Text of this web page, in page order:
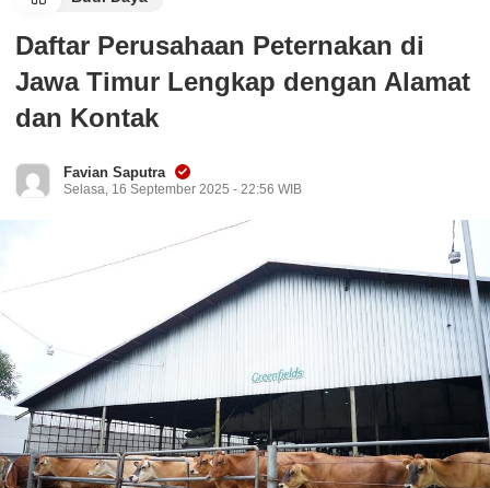
Daftar Perusahaan Peternakan di
Jawa Timur Lengkap dengan Alamat
dan Kontak
Favian Saputra
Selasa, 16 September 2025 - 22:56 WIB